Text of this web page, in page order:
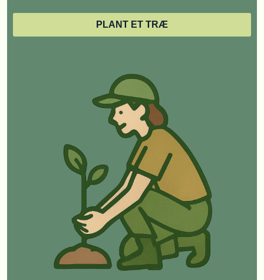
PLANT ET TRÆ